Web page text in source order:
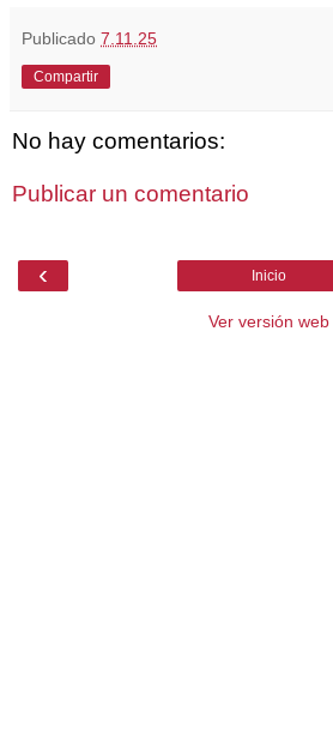
Publicado 7.11.25
Compartir
No hay comentarios:
Publicar un comentario
‹ Inicio
Ver versión web